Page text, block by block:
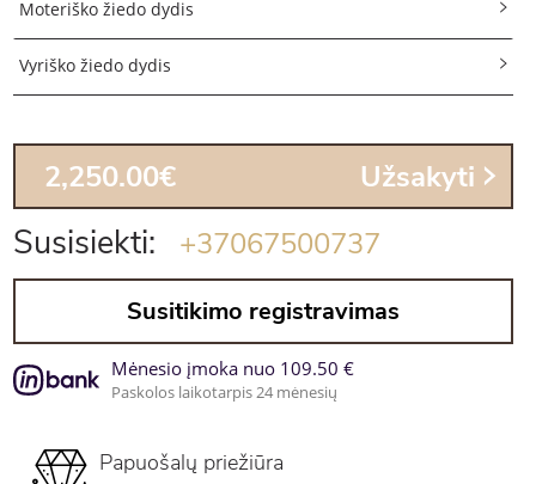
Moteriško žiedo dydis
Vyriško žiedo dydis
2,250.00€ Užsakyti
Susisiekti: +37067500737
Susitikimo registravimas
Mėnesio įmoka nuo 109.50 €
Paskolos laikotarpis 24 mėnesių
Papuošalų priežiūra